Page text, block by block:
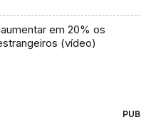
em 20% os
(vídeo)
PUB